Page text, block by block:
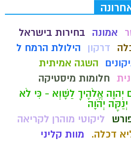
אמונה
בחירות בישראל
דרקון
הילולת הרמח ל
השגה אמיתית
חלומות מיסטיקה
אֱלֹהֶיךָ לַשָּׁוְא - כִּי לֹא
יְנַקֶּה יְהֹוָה
ליקוטי מוהרן לקריאה
דכלה.
מוות קליני